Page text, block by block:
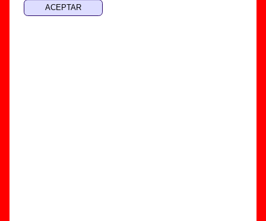
ayudar a
completar esta información